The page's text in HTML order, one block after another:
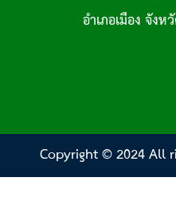
อำเภอเมือง จัง
Copyright © 2024 All